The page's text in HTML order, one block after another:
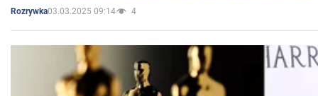
Rozrywka03.03.2025 09:14 4